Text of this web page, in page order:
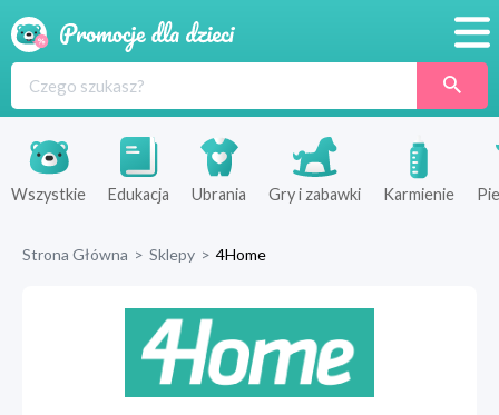
Produkty
Sklepy
Wszystkie Edukacja Ubrania Gry i zabawki Karmienie
Strona Główna > Sklepy > 4Home